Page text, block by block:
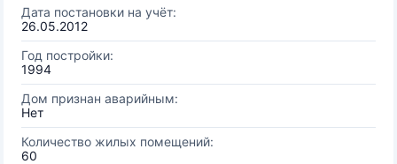
Дата постановки на учёт:
26.05.2012
Год постройки:
1994
Дом признан аварийным:
Нет
Количество жилых помещений:
60